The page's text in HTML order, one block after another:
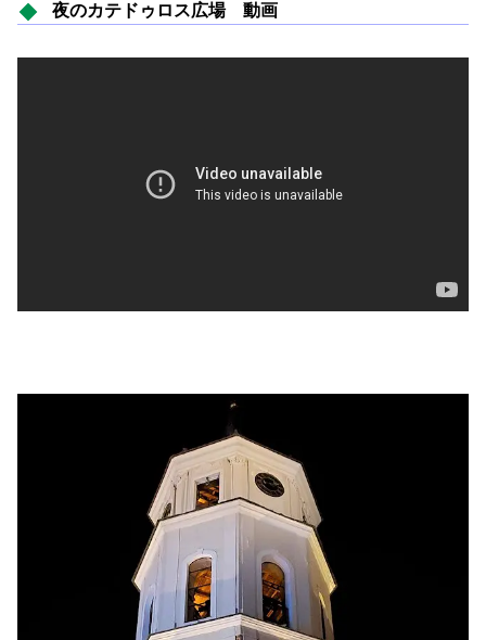
夜のカテドゥロス広場 動画